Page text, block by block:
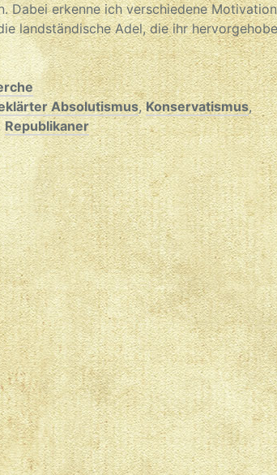
Dabei erkenne ich verschiedene
landständische Adel, die ihr
Absolutismus,Konservatismus,
Republikaner